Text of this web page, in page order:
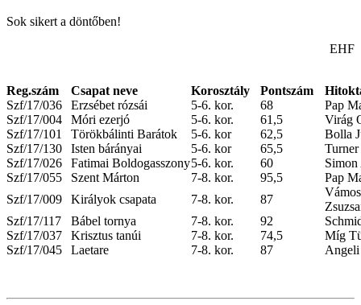
Sok sikert a döntőben!
EHF
Reg.szám Csapat neve Korosztály Pontszám
Szf/17/036
Erzsébet rózsái 5-6. kor. 68
Pap
Szf/17/004
Móri ezerjó 5-6. kor. 61,5
Virág
Szf/17/101
Törökbálinti Barátok 5-6. kor 62,5
Bolla
Szf/17/130
Isten bárányai 5-6. kor 65,5
Szf/17/026
Fatimai Boldogasszony5-6. kor. 60
Simon
Szf/17/055
Szent Márton 7-8. kor. 95,5
Pap
Szf/17/009
Királyok csapata 7-8. kor. 87
Szf/17/117
Bábel tornya 7-8. kor. 92
Szf/17/037
Krisztus tanúi 7-8. kor. 74,5
Míg
Szf/17/045
Laetare 7-8. kor. 87 Angeli